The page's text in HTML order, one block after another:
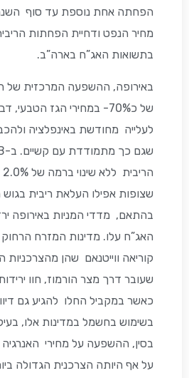
הפחתה אחת נוספת עד סוף
מחיר הנפט ודחיית הפחתות
בתשואות האג”ח בארה”ב.
באירופה, ההשפעה המרכזית של
של כ70%- במחירי הגז
לעלייה מחודשת באינפלציה
שצופות אפילו העלאת ריבית
בהתאם, מדדי המניות באירופה
האג”ח עלו. מדינות המזרח הרחוק
קוריאה ווייטנאם שהן
שעובר דרך מצר הורמוז, חוו
כאשר במקביל החלו להגיע גם
בשימוש בחשמל במדינות אלו,
בסין, ההשפעה על מחירי האנרגיה
על אף היותה הצרכנית הגדולה